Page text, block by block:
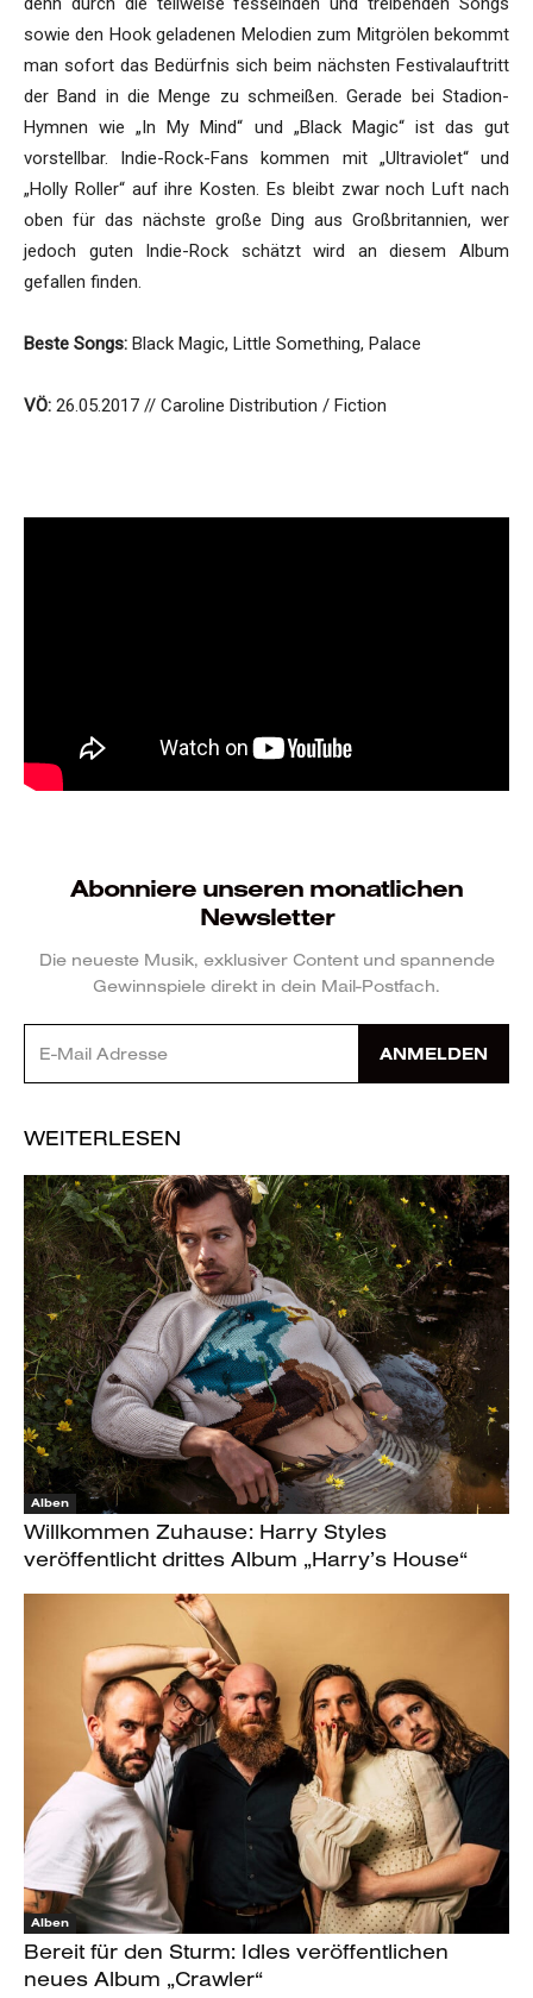
sowie den Hook geladenen Melodien zum Mitgrölen bekommt
man sofort das Bedürfnis sich beim nächsten Festivalauftritt
der Band in die Menge zu schmeißen. Gerade bei Stadion-
Hymnen wie „In My Mind“ und „Black Magic“ ist das gut
vorstellbar. Indie-Rock-Fans kommen mit „Ultraviolet“ und
„Holly Roller“ auf ihre Kosten. Es bleibt zwar noch Luft nach
oben für das nächste große Ding aus Großbritannien, wer
jedoch guten Indie-Rock schätzt wird an diesem Album
gefallen finden.
Beste Songs: Black Magic, Little Something, Palace
VÖ: 26.05.2017 // Caroline Distribution / Fiction
Abonniere unseren monatlichen
Newsletter
Die neueste Musik, exklusiver Content und spannende
Gewinnspiele direkt in dein Mail-Postfach.
ANMELDEN
WEITERLESEN
Alben
Willkommen Zuhause: Harry Styles
veröffentlicht drittes Album „Harry’s House“
Alben
Bereit für den Sturm: Idles veröffentlichen
neues Album „Crawler“